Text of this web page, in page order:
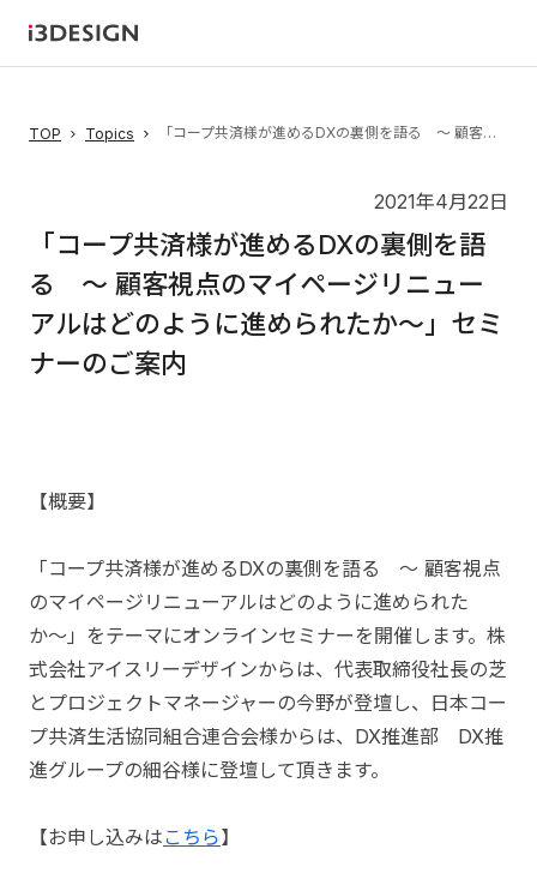
TOP Topics 「コープ共済様が進めるDXの裏側を語る 〜 顧客視点のマイページリニューアルはどのように進められたか〜」セミナーのご案内
2021年4月22日
「コープ共済様が進めるDXの裏側を語
る 〜 顧客視点のマイページリニュー
アルはどのように進められたか〜」セミ
ナーのご案内
【概要】
「コープ共済様が進めるDXの裏側を語る 〜 顧客視点
のマイページリニューアルはどのように進められた
か〜」をテーマにオンラインセミナーを開催します。株
式会社アイスリーデザインからは、代表取締役社長の芝
とプロジェクトマネージャーの今野が登壇し、日本コー
プ共済生活協同組合連合会様からは、DX推進部 DX推
進グループの細谷様に登壇して頂きます。
【お申し込みはこちら】